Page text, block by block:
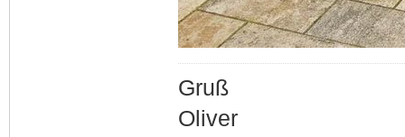
Gruß
Oliver